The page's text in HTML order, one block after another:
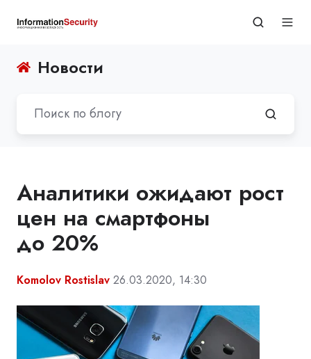
Новости
Аналитики ожидают рост
цен на смартфоны
до 20%
Komolov Rostislav 26.03.2020, 14:30